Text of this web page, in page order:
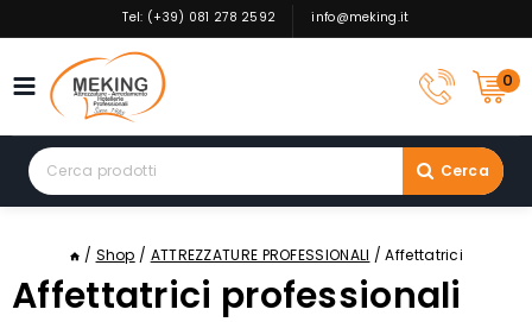
to
Tel: (+39) 081 278 2592 info@meking.it
0
Search
for:
Cerca
/ Shop / ATTREZZATURE PROFESSIONALI / Affettatrici
Affettatrici professionali